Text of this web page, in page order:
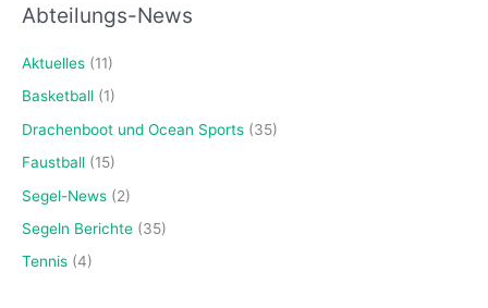
Abteilungs-News
Aktuelles (11)
Basketball (1)
Drachenboot und Ocean Sports (35)
Faustball (15)
Segel-News (2)
Segeln Berichte (35)
Tennis (4)